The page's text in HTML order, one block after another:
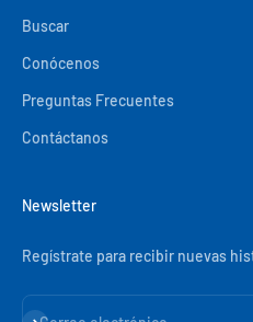
Buscar
Conócenos
Preguntas Frecuentes
Contáctanos
Newsletter
Regístrate para recibir nuevas